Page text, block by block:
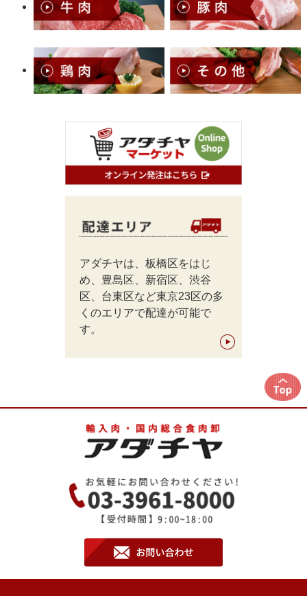
アダチヤは、板橋区をはじ
め、豊島区、新宿区、渋谷
区、台東区など東京23区の多
くのエリアで配達が可能で
す。